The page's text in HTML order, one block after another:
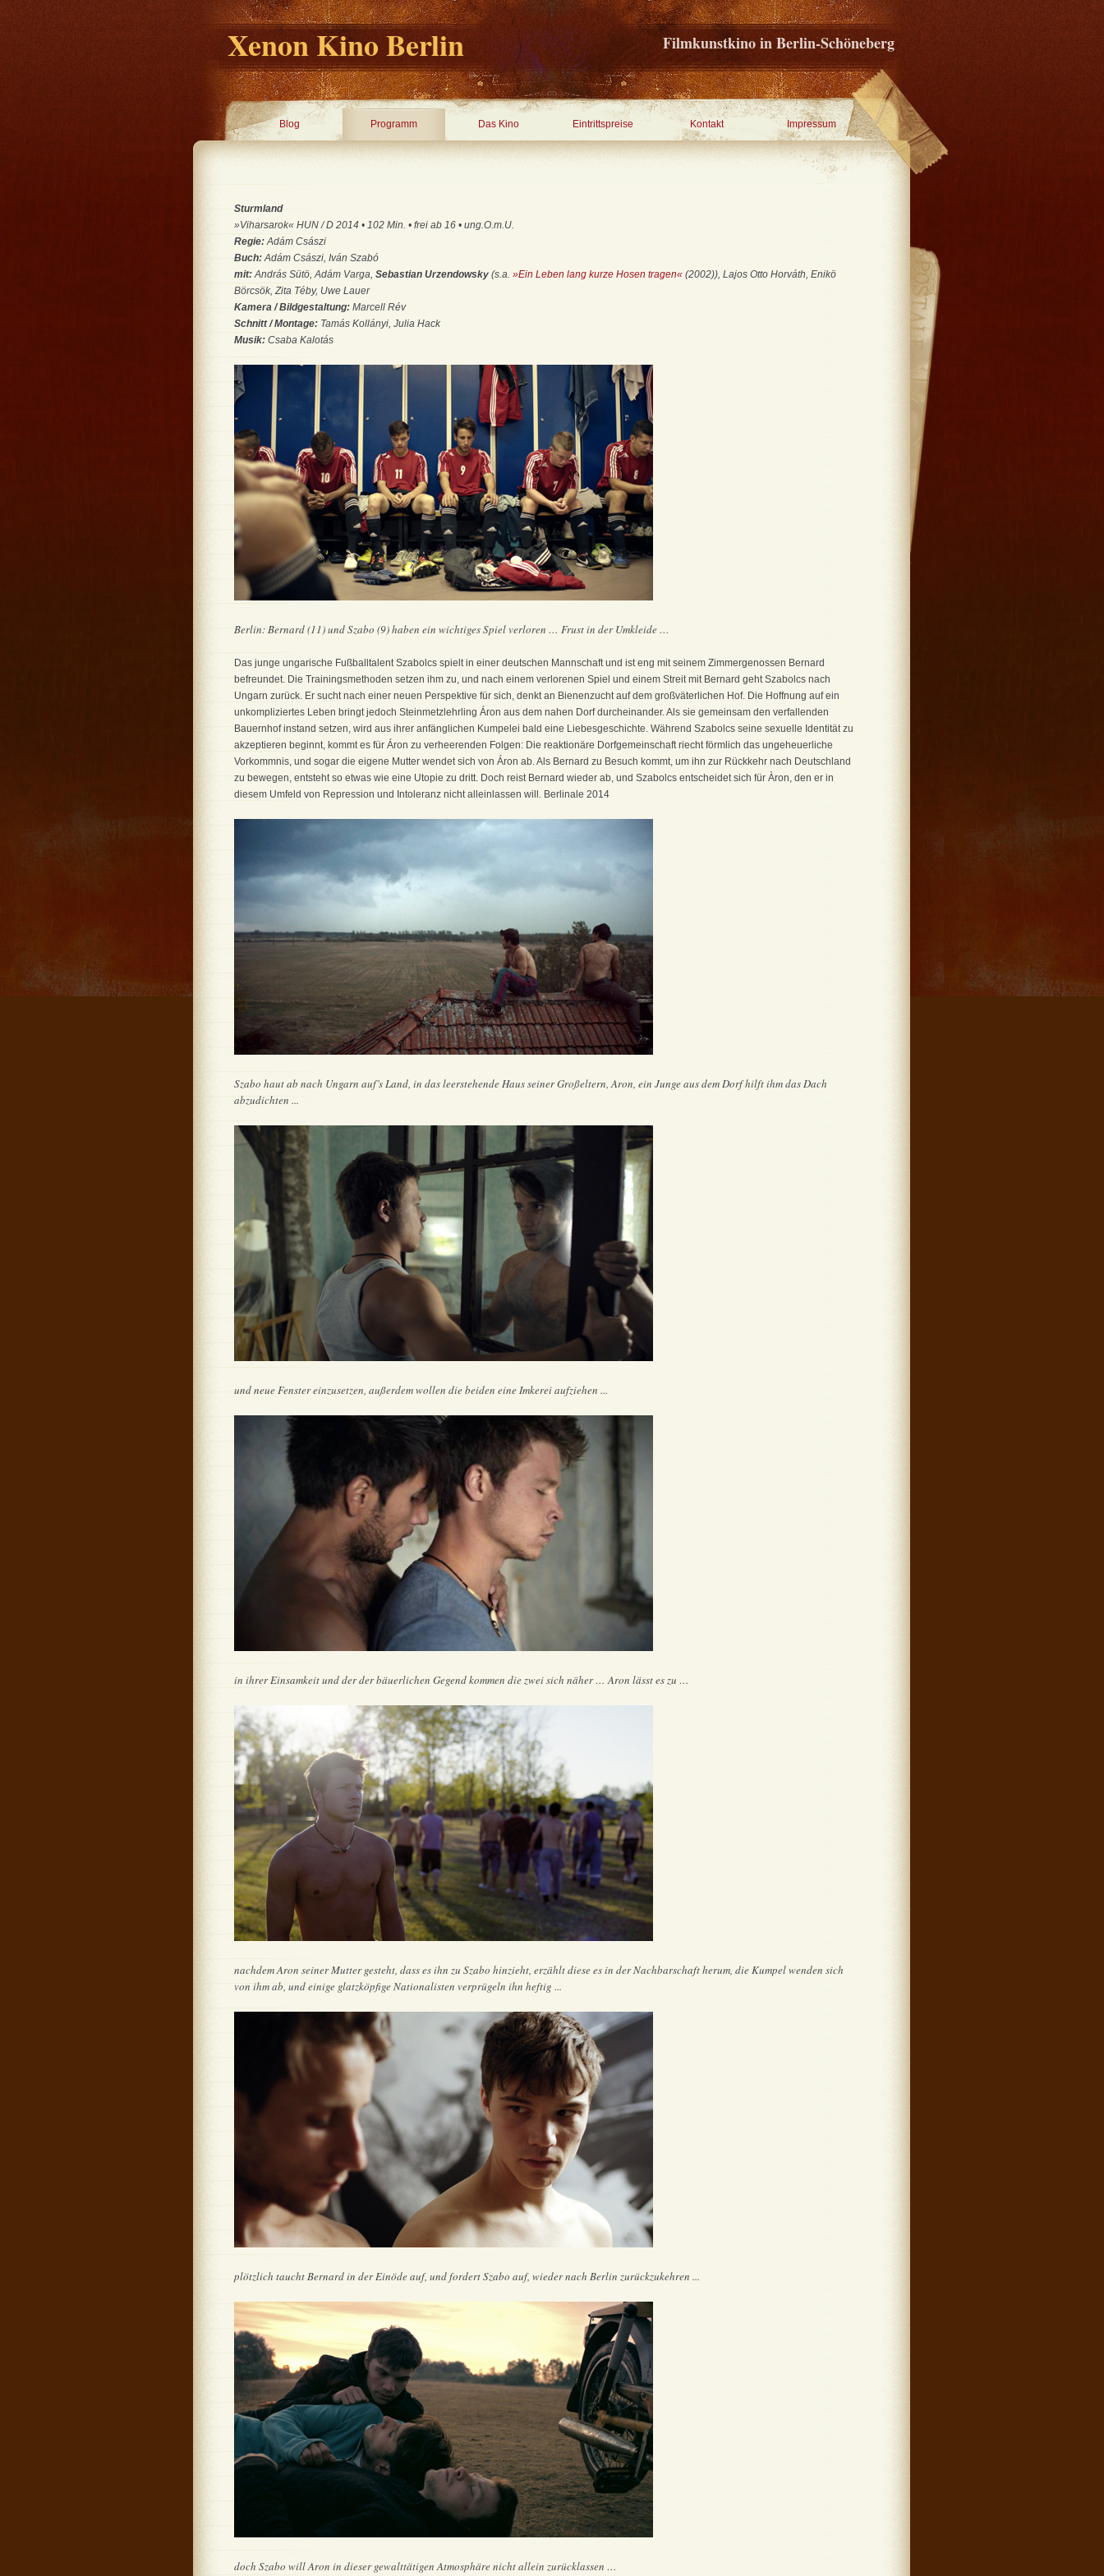
Xenon Kino Berlin Filmkunstkino in Berlin-Schöneberg
Blog Programm Das Kino Eintrittspreise Kontakt Impressum
Sturmland
»Viharsarok« HUN / D 2014 • 102 Min. • frei ab 16 • ung.O.m.U.
Regie:Adám Császi
Buch:Adám Császi, Iván Szabó
mit:András Sütö, Adám Varga, Sebastian Urzendowsky (s.a. »Ein Leben lang kurze Hosen tragen« (2002)), Lajos Otto Horváth, Enikö
Börcsök, Zita Téby, Uwe Lauer
Kamera / Bildgestaltung: Marcell Rév
Schnitt / Montage: Tamás Kollányi, Julia Hack
Musik: Csaba Kalotás
Berlin: Bernard (11) und Szabo (9) haben ein wichtiges Spiel verloren … Frust in der Umkleide …
Das junge ungarische Fußballtalent Szabolcs spielt in einer deutschen Mannschaft und ist eng mit seinem Zimmergenossen Bernard
befreundet. Die Trainingsmethoden setzen ihm zu, und nach einem verlorenen Spiel und einem Streit mit Bernard geht Szabolcs nach
Ungarn zurück. Er sucht nach einer neuen Perspektive für sich, denkt an Bienenzucht auf dem großväterlichen Hof. Die Hoffnung auf ein
unkompliziertes Leben bringt jedoch Steinmetzlehrling Áron aus dem nahen Dorf durcheinander. Als sie gemeinsam den verfallenden
Bauernhof instand setzen, wird aus ihrer anfänglichen Kumpelei bald eine Liebesgeschichte. Während Szabolcs seine sexuelle Identität zu
akzeptieren beginnt, kommt es für Áron zu verheerenden Folgen: Die reaktionäre Dorfgemeinschaft riecht förmlich das ungeheuerliche
Vorkommnis, und sogar die eigene Mutter wendet sich von Áron ab. Als Bernard zu Besuch kommt, um ihn zur Rückkehr nach Deutschland
zu bewegen, entsteht so etwas wie eine Utopie zu dritt. Doch reist Bernard wieder ab, und Szabolcs entscheidet sich für Àron, den er in
diesem Umfeld von Repression und Intoleranz nicht alleinlassen will. Berlinale 2014
Szabo haut ab nach Ungarn auf’s Land, in das leerstehende Haus seiner Großeltern, Aron, ein Junge aus dem Dorf hilft ihm das Dach
abzudichten ...
und neue Fenster einzusetzen, außerdem wollen die beiden eine Imkerei aufziehen ...
in ihrer Einsamkeit und der der bäuerlichen Gegend kommen die zwei sich näher … Aron lässt es zu …
nachdem Aron seiner Mutter gesteht, dass es ihn zu Szabo hinzieht, erzählt diese es in der Nachbarschaft herum, die Kumpel wenden sich
von ihm ab, und einige glatzköpfige Nationalisten verprügeln ihn heftig ...
plötzlich taucht Bernard in der Einöde auf, und fordert Szabo auf, wieder nach Berlin zurückzukehren ...
doch Szabo will Aron in dieser gewalttätigen Atmosphäre nicht allein zurücklassen …